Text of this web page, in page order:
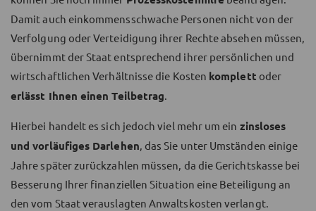
Damit auch einkommensschwache Personen nicht von der
Verfolgung oder Verteidigung ihrer Rechte absehen müssen,
übernimmt der Staat entsprechend ihrer persönlichen und
wirtschaftlichen Verhältnisse die Kosten komplett oder
erlässt Ihnen einen Teilbetrag.
Hierbei handelt es sich jedoch viel mehr um ein zinsloses
und vorläufiges Darlehen, das Sie unter Umständen einige
Jahre später zurückzahlen müssen, da die Gerichtskasse bei
Besserung Ihrer finanziellen Situation eine Beteiligung an
den vom Staat verauslagten Anwaltskosten verlangt.